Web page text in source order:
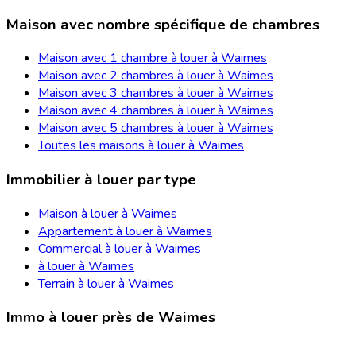
Maison avec nombre spécifique de chambres
Maison avec 1 chambre à louer à Waimes
Maison avec 2 chambres à louer à Waimes
Maison avec 3 chambres à louer à Waimes
Maison avec 4 chambres à louer à Waimes
Maison avec 5 chambres à louer à Waimes
Toutes les maisons à louer à Waimes
Immobilier à louer par type
Maison à louer à Waimes
Appartement à louer à Waimes
Commercial à louer à Waimes
à louer à Waimes
Terrain à louer à Waimes
Immo à louer près de Waimes